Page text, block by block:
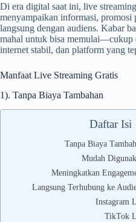
Di era digital saat ini, live
menyampaikan informasi, promosi
langsung dengan audiens. Kabar
mahal untuk bisa memulai—cukup
internet stabil, dan platform yang
Manfaat Live Streaming Gratis
1). Tanpa Biaya Tambahan
Daftar Isi